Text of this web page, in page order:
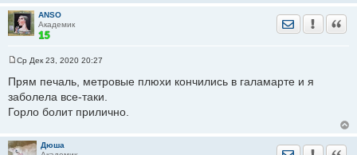
ANSO
Академик
Отправить
о
б
е
е
Ср Дек 23, 2020 20:27
Прям печаль, метровые плюхи кончились в галамарте и я
заболела все-таки.
Горло болит прилично.
Дюша
Отправить